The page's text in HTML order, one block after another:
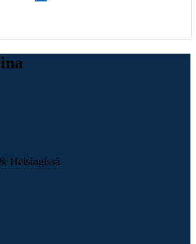
Helsingissä